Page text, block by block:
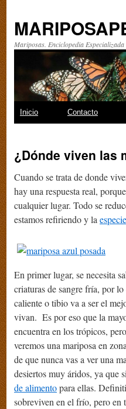
Mariposas. Enciclopedia Especializada
Saltar
contenido
Inicio Contacto
¿Dónde viven las
Cuando se trata de donde
hay una respuesta real,
cualquier lugar. Todo se
estamos refiriendo y la
En primer lugar, se necesita
criaturas de sangre fría, por
caliente o tibio va a ser el
vivan. Es por eso que la
encuentra en los trópicos,
veremos una mariposa en
de que nunca vas a ver una
desiertos muy áridos, ya que
de alimentopara ellas.
sobreviven en el frío, pero en